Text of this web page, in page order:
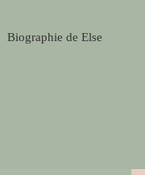
Biographie de Else